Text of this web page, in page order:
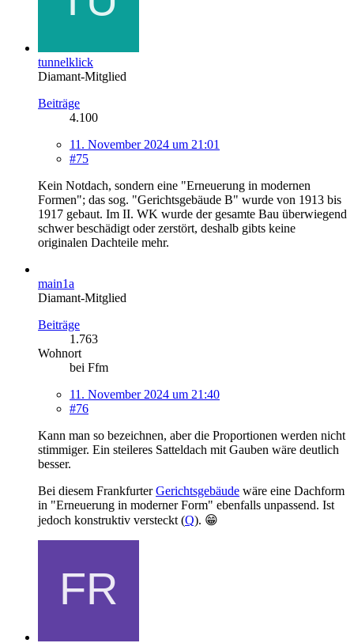
tunnelklick
Diamant-Mitglied
Beiträge
4.100
11. November 2024 um 21:01
#75
Kein Notdach, sondern eine "Erneuerung in modernen
Formen"; das sog. "Gerichtsgebäude B" wurde von 1913 bis
1917 gebaut. Im II. WK wurde der gesamte Bau überwiegend
schwer beschädigt oder zerstört, deshalb gibts keine
originalen Dachteile mehr.
main1a
Diamant-Mitglied
Beiträge
1.763
Wohnort
bei Ffm
11. November 2024 um 21:40
#76
Kann man so bezeichnen, aber die Proportionen werden nicht
stimmiger. Ein steileres Satteldach mit Gauben wäre deutlich
besser.
Bei diesem FrankfurterGerichtsgebäude wäre eine Dachform
in "Erneuerung in moderner Form" ebenfalls unpassend. Ist
jedoch konstruktiv versteckt (Q). 😁